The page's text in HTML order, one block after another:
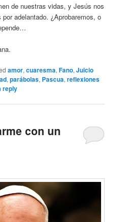
de nuestras vidas, y Jesús nos
adelantado. ¿Aprobaremos, o
amor,cuaresma,Fano,Juicio
,parábolas, Pascua,reflexiones
reply
con un